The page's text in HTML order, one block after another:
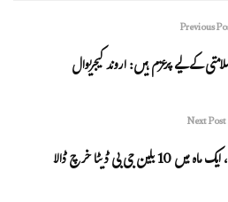
Previous
کے لیے پرعزم ہیں: اروند کیجریوال
Next Post
بی ڈیٹا خرچ ڈالا